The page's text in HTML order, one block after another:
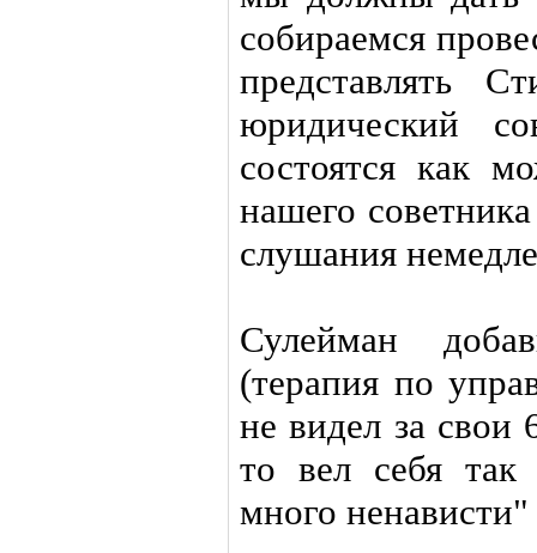
собираемся
представлять
юридический
состоятся как
нашего
слушания
Сулейман
(терапия по
не видел за свои
то вел себя
много ненависти"